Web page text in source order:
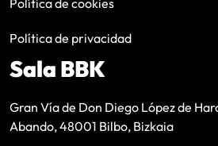
Política de privacidad
Sala BBK
Gran Vía de Don Diego López de
Abando, 48001 Bilbo, Bizkaia